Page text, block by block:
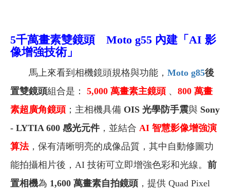
5千萬畫素雙鏡頭 Moto g55 內建「 AI 影
像增強技術」
馬上來看到相機鏡頭規格與功能， Moto g85後
置雙鏡頭組合是： 5,000 萬畫素主鏡頭 、 800 萬畫
素超廣角鏡頭；主相機具備 OIS 光學防手震與 Sony
- LYTIA 600 感光元件，並結合 AI 智慧影像增強演
算法，保有清晰明亮的成像品質，其中自動修圖功
能拍攝相片後，AI 技術可立即增強色彩和光線。 前
置相機為 1,600 萬畫素自拍鏡頭，提供 Quad Pixel